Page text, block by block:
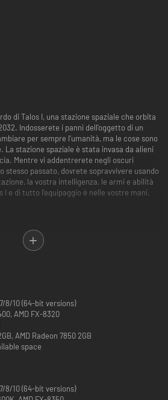
di Talos I, una stazione spaziale che orbita
Indosserete i panni dell'oggetto di un
per sempre l’umanità, ma le cose sono
stazione spaziale è stata invasa da alieni
Mentre vi addentrerete negli oscuri
stesso passato, dovrete sopravvivere usando
la vostra intelligenza, le armi e abilità
I e di tutto l'equipaggio è nelle vostre mani.
è come sembra. Nei panni di Morgan Yu,
ruolo nei piani della TranStar e nella
la stazione spaziale Talos I simboleggia il
privata. Esplorate un'elegante
e non-lineari, create per celare
8/10 (64-bit versions)
AMD FX-8320
AMD Radeon 7850 2GB
space
8/10 (64-bit versions)